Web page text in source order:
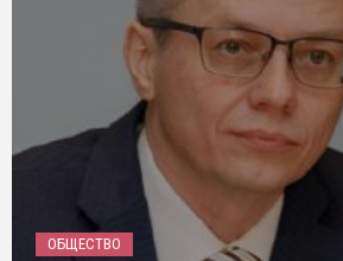
ОБЩЕСТВО